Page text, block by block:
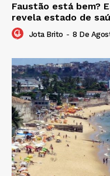
Faustão está bem?
revela estado de
Jota Brito - 8 De